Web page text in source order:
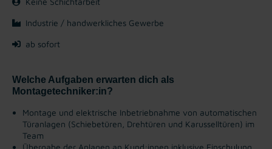
Industrie / handwerkliches Gewerbe
ab sofort
Welche Aufgaben erwarten dich als
Montagetechniker:in?
Montage und elektrische Inbetriebnahme von automatischen
Türanlagen (Schiebetüren, Drehtüren und Karusselltüren) im
Team
Übergabe der Anlagen an Kund:innen inklusive Einschulung